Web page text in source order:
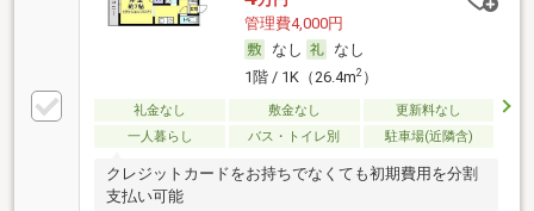
管理費4,000円
なし
なし
1階 / 1K（26.4m2）
礼金なし 敷金なし
更新料なし
一人暮らし
バス・トイレ別 駐車場(近隣含)
クレジットカードをお持ちでなくても初期費用を分割
支払い可能